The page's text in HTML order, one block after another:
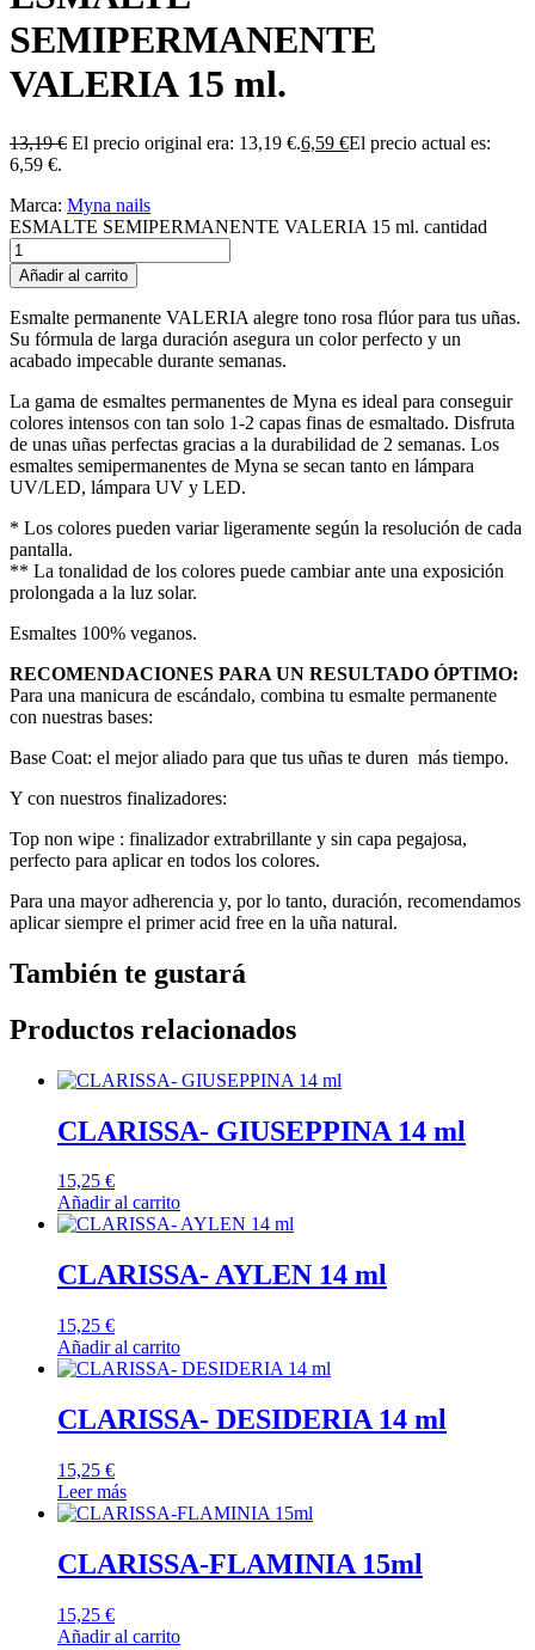
SEMIPERMANENTE
VALERIA 15 ml.
13,19€ El precio original era: 13,19 €.6,59 €El precio actual es:
6,59 €.
Marca: Myna nails
ESMALTE SEMIPERMANENTE VALERIA 15 ml. cantidad
Añadir al carrito
Esmalte permanente VALERIA alegre tono rosa flúor para tus uñas.
Su fórmula de larga duración asegura un color perfecto y un
acabado impecable durante semanas.
La gama de esmaltes permanentes de Myna es ideal para conseguir
colores intensos con tan solo 1-2 capas finas de esmaltado. Disfruta
de unas uñas perfectas gracias a la durabilidad de 2 semanas. Los
esmaltes semipermanentes de Myna se secan tanto en lámpara
UV/LED, lámpara UV y LED.
* Los colores pueden variar ligeramente según la resolución de cada
pantalla.
** La tonalidad de los colores puede cambiar ante una exposición
prolongada a la luz solar.
Esmaltes 100% veganos.
RECOMENDACIONES PARA UN RESULTADO ÓPTIMO:
Para una manicura de escándalo, combina tu esmalte permanente
con nuestras bases:
Base Coat: el mejor aliado para que tus uñas te duren más tiempo.
Y con nuestros finalizadores:
Top non wipe : finalizador extrabrillante y sin capa pegajosa,
perfecto para aplicar en todos los colores.
Para una mayor adherencia y, por lo tanto, duración, recomendamos
aplicar siempre el primer acid free en la uña natural.
También te gustará
Productos relacionados
CLARISSA- GIUSEPPINA 14 ml
15,25 €
Añadir al carrito
CLARISSA- AYLEN 14 ml
15,25 €
Añadir al carrito
CLARISSA- DESIDERIA 14 ml
15,25 €
Leer más
CLARISSA-FLAMINIA 15ml
15,25 €
Añadir al carrito